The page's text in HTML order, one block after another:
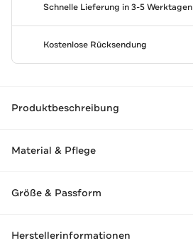
Schnelle Lieferung in 3-5 Werktagen
Kostenlose Rücksendung
Produktbeschreibung
Material & Pflege
Größe & Passform
Herstellerinformationen